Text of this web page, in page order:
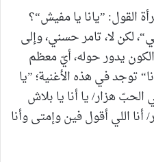
القول: ”يانا يا مفيش“؟
لكن لا، تامر حسني، وإلى
يدور حوله، أيّ معظم
توجد في هذه الأغنية؛ ”يا
هزار/ يا أنا يا بلاش
اللي أقول فين وإمتى وأنا